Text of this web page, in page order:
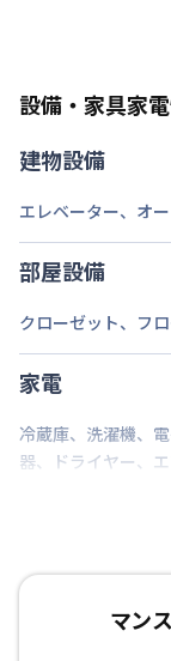
費・清掃費の
入居後のご返
となります。
設備・家具家
建物設備
エレベーター、 オ
部屋設備
クローゼット、 フ
家電
冷蔵庫、 洗濯機、
器、 ドライヤー、
マン